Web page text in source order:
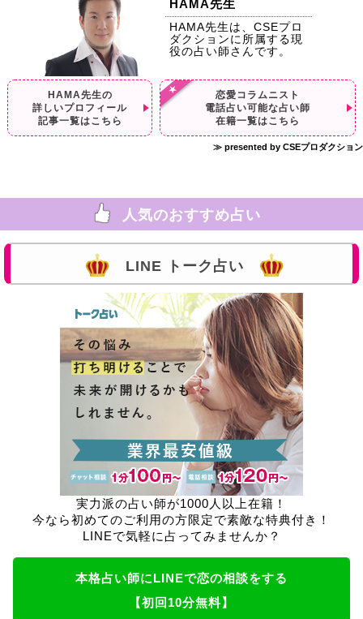
HAMA先生
HAMA先生は、CSEプロ
ダクションに所属する現
役の占い師さんです。
HAMA先生の
詳しいプロフィール
記事一覧はこちら
恋愛コラムニスト
電話占い可能な占い師
在籍一覧はこちら
≫ presented by CSEプロダクション
人気のおすすめ占い
LINE トーク占い
実力派の占い師が1000人以上在籍！
今なら初めてのご利用の方限定で素敵な特典付き！
LINEで気軽に占ってみませんか？
本格占い師にLINEで恋の相談をする
【初回10分無料】